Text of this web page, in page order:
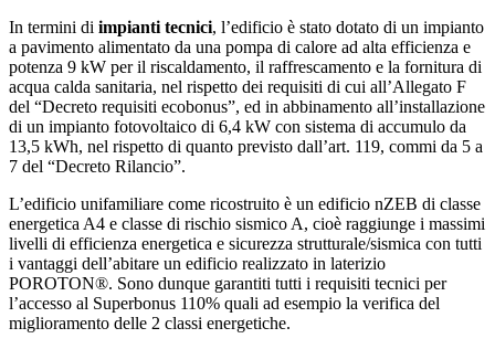
In termini di impianti tecnici, l’edificio è stato dotato di un impianto
a pavimento alimentato da una pompa di calore ad alta efficienza e
potenza 9 kW per il riscaldamento, il raffrescamento e la fornitura di
acqua calda sanitaria, nel rispetto dei requisiti di cui all’Allegato F
del “Decreto requisiti ecobonus”, ed in abbinamento all’installazione
di un impianto fotovoltaico di 6,4 kW con sistema di accumulo da
13,5 kWh, nel rispetto di quanto previsto dall’art. 119, commi da 5 a
7 del “Decreto Rilancio”.
L’edificio unifamiliare come ricostruito è un edificio nZEB di classe
energetica A4 e classe di rischio sismico A, cioè raggiunge i massimi
livelli di efficienza energetica e sicurezza strutturale/sismica con tutti
i vantaggi dell’abitare un edificio realizzato in laterizio
POROTON®. Sono dunque garantiti tutti i requisiti tecnici per
l’accesso al Superbonus 110% quali ad esempio la verifica del
miglioramento delle 2 classi energetiche.